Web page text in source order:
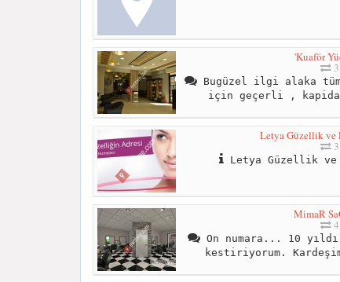
'Kuaför
3
Bugüzel ilgi alaka
için geçerli ,
Letya Güzellik ve
3
Letya Güzellik
MimaR
4
On numara... 10
kestiriyorum.